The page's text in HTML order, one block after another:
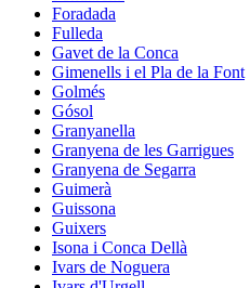
Foradada
Fulleda
Gavet de la Conca
Gimenells i el Pla de la Font
Golmés
Gósol
Granyanella
Granyena de les Garrigues
Granyena de Segarra
Guimerà
Guissona
Guixers
Isona i Conca Dellà
Ivars de Noguera